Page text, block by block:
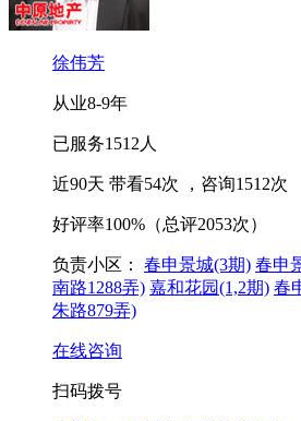
徐伟芳
从业8-9年
已服务1512 人
近90天 带看54次 ，咨询1512次
好评率100% （总评2053次）
负责小区： 春申景城(3期) 春申
南路1288弄) 嘉和花园(1,2期) 春
朱路879弄)
在线咨询
扫码拨号